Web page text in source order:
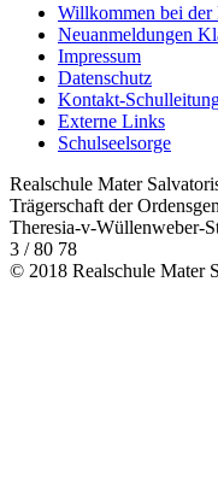
Willkommen bei der
Neuanmeldungen
Impressum
Datenschutz
Kontakt-
Externe Links
Schulseelsorge
Realschule Mater
Trägerschaft der
Theresia-v-Wüllenweber-
3 / 80 78
© 2018 Realschule Mater